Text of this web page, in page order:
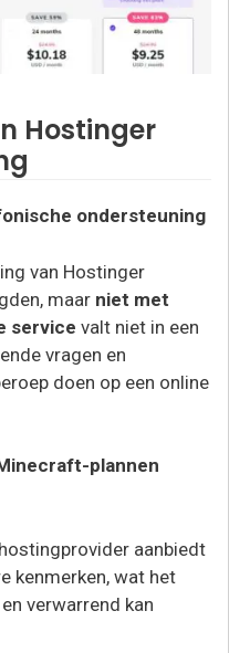
Hostinger
ondersteuning
van Hostinger
maar niet met
service valt niet in een
vragen en
doen op een online
plannen
aanbiedt
kenmerken, wat het
verwarrend kan